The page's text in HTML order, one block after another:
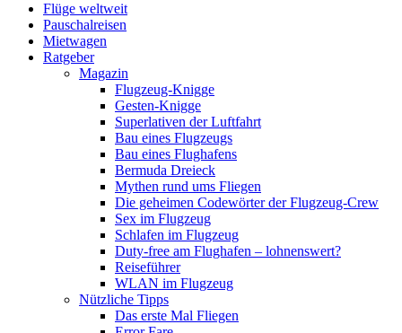
Flüge weltweit
Pauschalreisen
Mietwagen
Ratgeber
Magazin
Flugzeug-Knigge
Gesten-Knigge
Superlativen der Luftfahrt
Bau eines Flugzeugs
Bau eines Flughafens
Bermuda Dreieck
Mythen rund ums Fliegen
Die geheimen Codewörter der Flugzeug-Crew
Sex im Flugzeug
Schlafen im Flugzeug
Duty-free am Flughafen – lohnenswert?
Reiseführer
WLAN im Flugzeug
Nützliche Tipps
Das erste Mal Fliegen